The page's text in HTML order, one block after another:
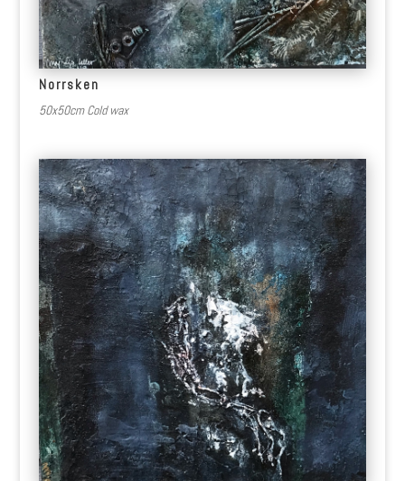
Norrsken
50x50cm Cold wax